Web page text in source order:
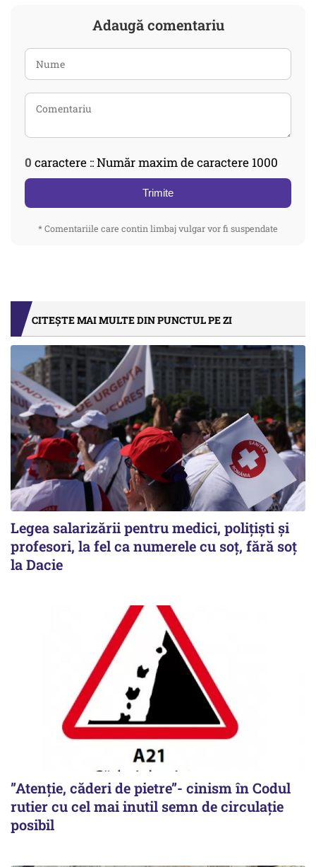
Adaugă comentariu
0 caractere :: Număr maxim de caractere 1000
Trimite
* Comentariile care contin limbaj vulgar vor fi suspendate
CITEȘTE MAI MULTE DIN PUNCTUL PE ZI
Legea salarizării pentru medici, polițiști și
profesori, la fel ca numerele cu soț, fără soț
la Dacie
”Atenție, căderi de pietre”- cinism în Codul
rutier cu cel mai inutil semn de circulație
posibil